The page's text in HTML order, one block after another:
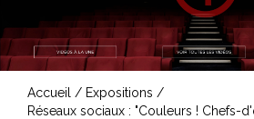
Accueil / Expositions /
Réseaux sociaux : "Couleurs ! Chefs-